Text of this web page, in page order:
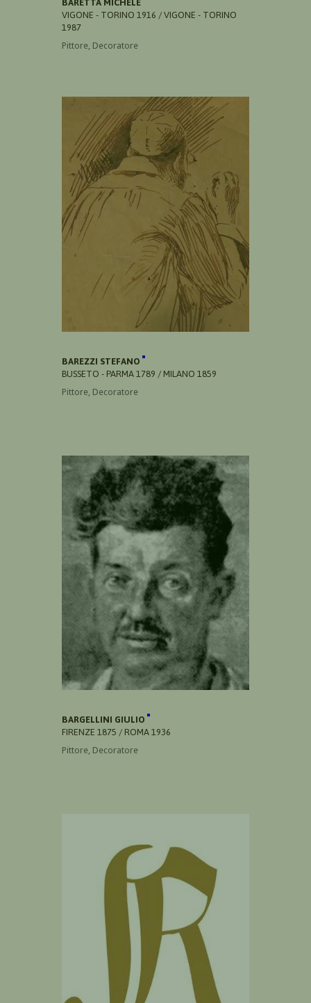
BARETTA MICHELE
VIGONE - TORINO 1916 / VIGONE - TORINO
1987
Pittore, Decoratore
BAREZZI STEFANO
BUSSETO - PARMA 1789 / MILANO 1859
Pittore, Decoratore
BARGELLINI GIULIO
FIRENZE 1875 / ROMA 1936
Pittore, Decoratore